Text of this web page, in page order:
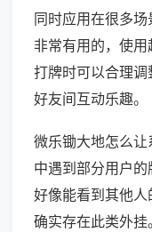
同时应用在很多
非常有用的，使
打牌时可以合理
好友间互动乐趣。
微乐锄大地怎么
中遇到部分用户
好像能看到其他人
确实存在此类外